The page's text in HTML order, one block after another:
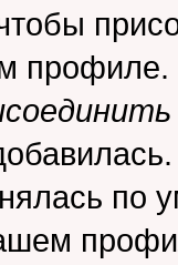
профиле.
по